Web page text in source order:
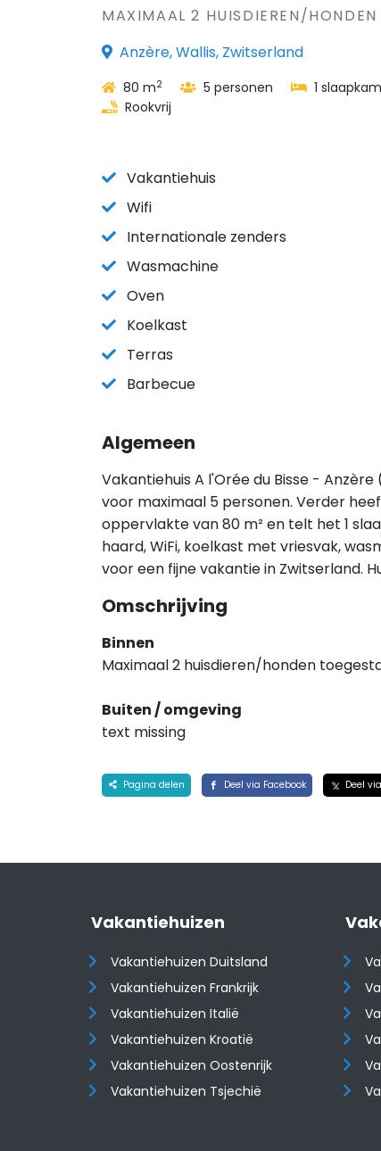
MAXIMAAL 2 HUISDIEREN/HONDEN
Anzère, Wallis, Zwitserland
80 m2 5 personen 1
Rookvrij
Vakantiehuis
Wifi
Internationale zenders
Wasmachine
Oven
Koelkast
Terras
Barbecue
Algemeen
Vakantiehuis A l'Orée du Bisse - Anzère
voor maximaal 5 personen. Verder
oppervlakte van 80 m² en telt het 1
haard, WiFi, koelkast met vriesvak,
voor een fijne vakantie in Zwitserland.
Omschrijving
Binnen
Maximaal 2 huisdieren/honden
Buiten / omgeving
text missing
Pagina delen Deel via Facebook Deel
Vakantiehuizen
Vakantiehuizen Duitsland
Vakantiehuizen Frankrijk
Vakantiehuizen Italië
Vakantiehuizen Kroatië
​​​​​​​Vakantiehuizen Oostenrijk
Vakantiehuizen Tsjechië